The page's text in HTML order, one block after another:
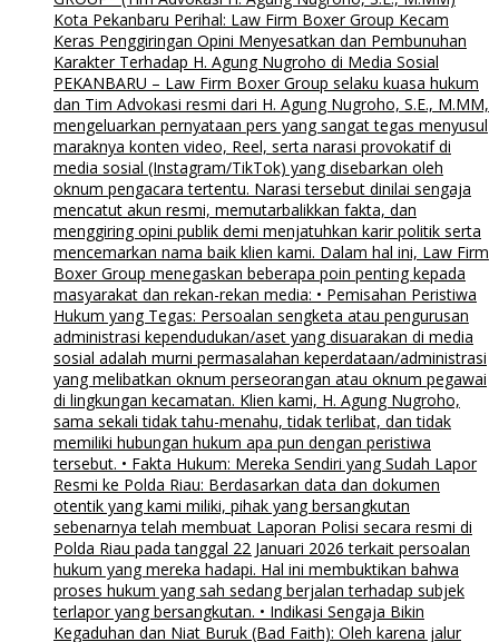
Kota Pekanbaru Perihal: Law Firm Boxer Group Kecam
Keras Penggiringan Opini Menyesatkan dan Pembunuhan
Karakter Terhadap H. Agung Nugroho di Media Sosial
PEKANBARU – Law Firm Boxer Group selaku kuasa hukum
dan Tim Advokasi resmi dari H. Agung Nugroho, S.E., M.MM,
mengeluarkan pernyataan pers yang sangat tegas menyusul
maraknya konten video, Reel, serta narasi provokatif di
media sosial (Instagram/TikTok) yang disebarkan oleh
oknum pengacara tertentu. Narasi tersebut dinilai sengaja
mencatut akun resmi, memutarbalikkan fakta, dan
menggiring opini publik demi menjatuhkan karir politik serta
mencemarkan nama baik klien kami. Dalam hal ini, Law Firm
Boxer Group menegaskan beberapa poin penting kepada
masyarakat dan rekan-rekan media: • Pemisahan Peristiwa
Hukum yang Tegas: Persoalan sengketa atau pengurusan
administrasi kependudukan/aset yang disuarakan di media
sosial adalah murni permasalahan keperdataan/administrasi
yang melibatkan oknum perseorangan atau oknum pegawai
di lingkungan kecamatan. Klien kami, H. Agung Nugroho,
sama sekali tidak tahu-menahu, tidak terlibat, dan tidak
memiliki hubungan hukum apa pun dengan peristiwa
tersebut. • Fakta Hukum: Mereka Sendiri yang Sudah Lapor
Resmi ke Polda Riau: Berdasarkan data dan dokumen
otentik yang kami miliki, pihak yang bersangkutan
sebenarnya telah membuat Laporan Polisi secara resmi di
Polda Riau pada tanggal 22 Januari 2026 terkait persoalan
hukum yang mereka hadapi. Hal ini membuktikan bahwa
proses hukum yang sah sedang berjalan terhadap subjek
terlapor yang bersangkutan. • Indikasi Sengaja Bikin
Kegaduhan dan Niat Buruk (Bad Faith): Oleh karena jalur